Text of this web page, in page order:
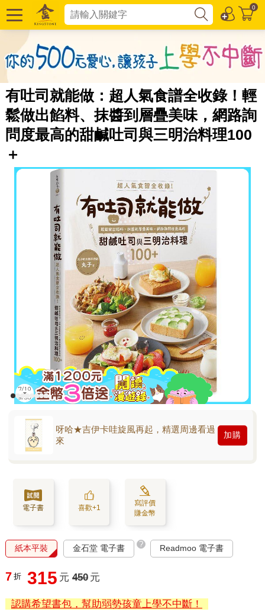
0
有吐司就能做：超人氣食譜全收錄！輕
鬆做出餡料、抹醬到層疊美味，網路詢
問度最高的甜鹹吐司與三明治料理100
＋
呀哈★吉伊卡哇旋風再起，精選周邊看過
來
加購
電子書 喜歡+1
寫評價
賺金幣
紙本平裝 金石堂 電子書 ? Readmoo 電子書
7 折 315 元 450 元
認購希望書包，幫助弱勢孩童上學不中斷！